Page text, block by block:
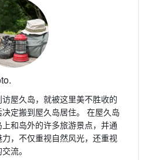
屋久岛，就被这里美不胜收的
定搬到屋久岛居住。 在屋久岛
和岛外的许多旅游景点，并通
，不仅重视自然风光，还重视
流。